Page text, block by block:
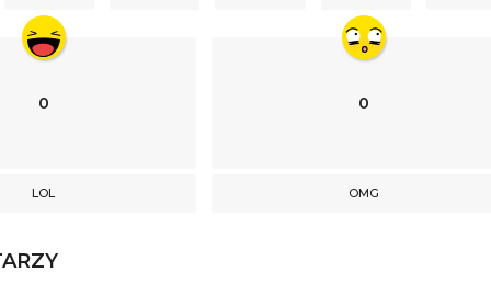
0
LOL
0
OMG